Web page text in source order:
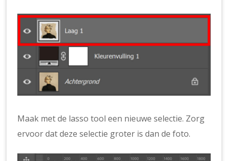
Maak met de lasso tool een nieuwe selectie. Zorg
ervoor dat deze selectie groter is dan de foto.